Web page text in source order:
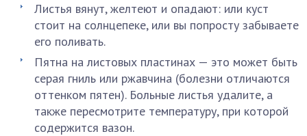
Листья вянут, желтеют и опадают: или куст
стоит на солнцепеке, или вы попросту забываете
его поливать.
Пятна на листовых пластинах — это может быть
серая гниль или ржавчина (болезни отличаются
оттенком пятен). Больные листья удалите, а
также пересмотрите температуру, при которой
содержится вазон.